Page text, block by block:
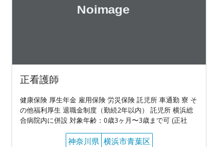
正看護師
健康保険 厚生年金 雇用保険 労災保険 託児所 車通勤 寮 そ
の他福利厚生 退職金制度（勤続2年以内） 託児所 横浜総
合病院内に併設 対象年齢：0歳3ヶ月〜3歳まで可 (正社
神奈川県 横浜市青葉区